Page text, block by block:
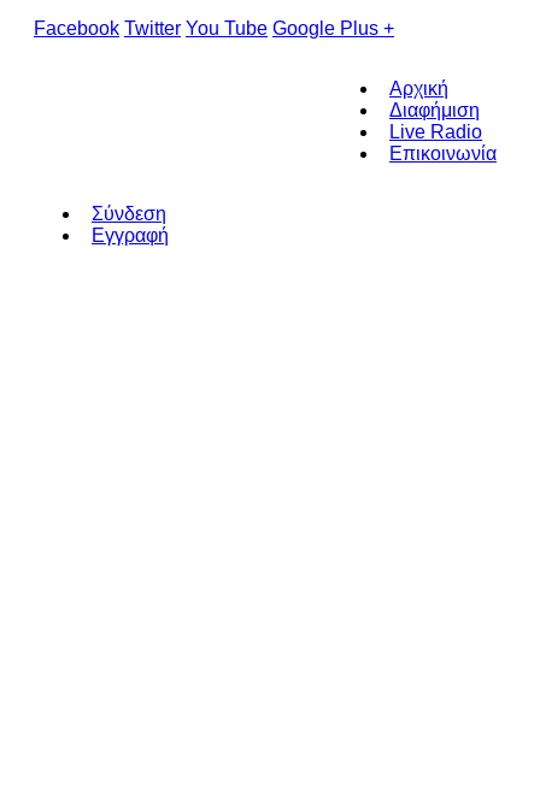
Facebook Twitter You Tube Google Plus +
Αρχική
Διαφήμιση
Live Radio
Επικοινωνία
Σύνδεση
Εγγραφή